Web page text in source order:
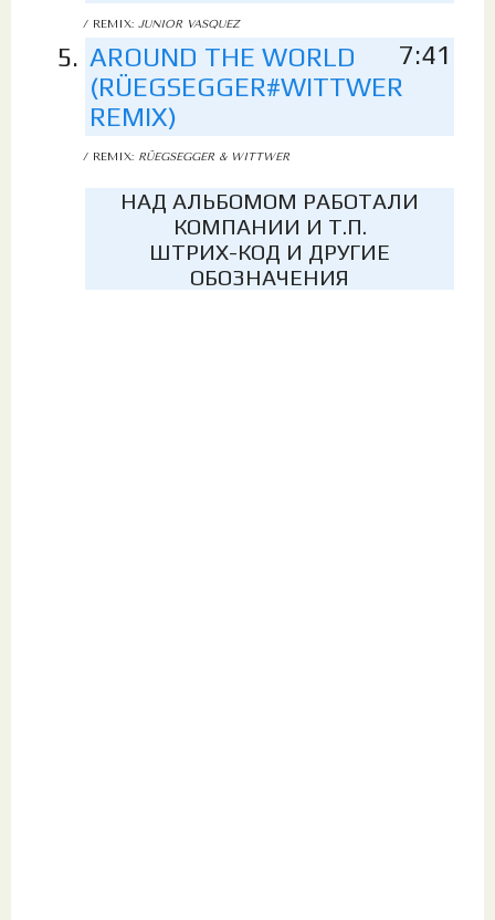
/ REMIX: JUNIOR VASQUEZ
AROUND THE WORLD
(RÜEGSEGGER#WITTWER
REMIX)
7:41
/ REMIX: RÜEGSEGGER & WITTWER
НАД АЛЬБОМОМ РАБОТАЛИ
КОМПАНИИ И Т.П.
ШТРИХ-КОД И ДРУГИЕ
ОБОЗНАЧЕНИЯ